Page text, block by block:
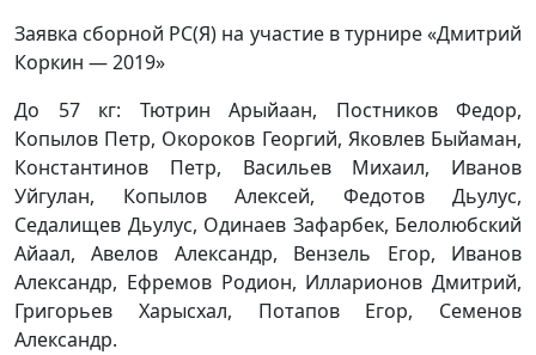
Заявка сборной РС(Я) на участие в турнире «Дмитрий
Коркин — 2019»
До 57 кг: Тютрин Арыйаан, Постников Федор,
Копылов Петр, Окороков Георгий, Яковлев Быйаман,
Константинов Петр, Васильев Михаил, Иванов
Уйгулан, Копылов Алексей, Федотов Дьулус,
Седалищев Дьулус, Одинаев Зафарбек, Белолюбский
Айаал, Авелов Александр, Вензель Егор, Иванов
Александр, Ефремов Родион, Илларионов Дмитрий,
Григорьев Харысхал, Потапов Егор, Семенов
Александр.